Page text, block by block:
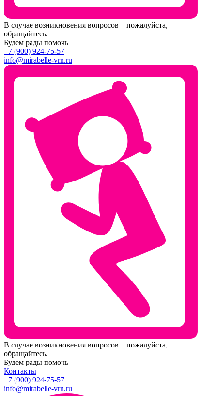
В случае возникновения вопросов – пожалуйста,
обращайтесь.
Будем рады помочь
+7 (900) 924-75-57
info@mirabelle-vrn.ru
В случае возникновения вопросов – пожалуйста,
обращайтесь.
Будем рады помочь
Контакты
+7 (900) 924-75-57
info@mirabelle-vrn.ru